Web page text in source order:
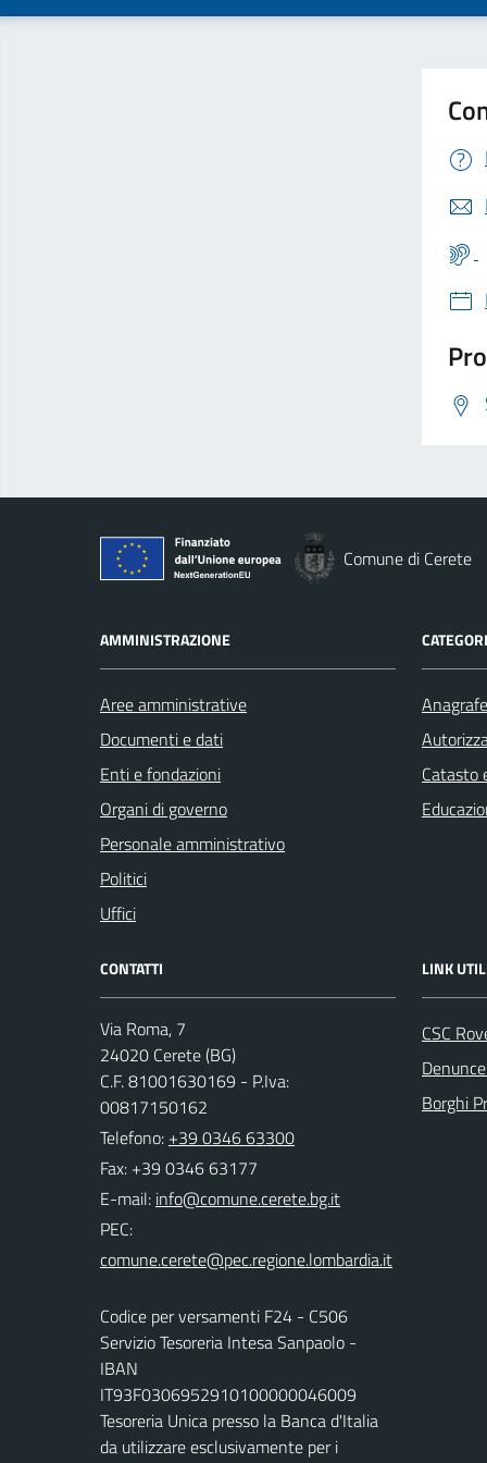
Comune di Cerete
AMMINISTRAZIONE
Aree amministrative
Documenti e dati
Enti e fondazioni
Organi di governo
Personale amministrativo
Politici
Uffici
Catasto
CONTATTI
Via Roma, 7
24020 Cerete (BG)
C.F. 81001630169 - P.Iva:
00817150162
Telefono: +39 0346 63300
Fax: +39 0346 63177
E-mail:
PEC:
Codice per versamenti F24 - C506
Servizio Tesoreria Intesa Sanpaolo -
IBAN
IT93F0306952910100000046009
Tesoreria Unica presso la Banca d'Italia
da utilizzare esclusivamente per i
LINK
CSC
Borghi